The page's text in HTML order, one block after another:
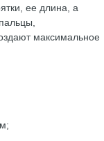
ее длина, а
максимальное